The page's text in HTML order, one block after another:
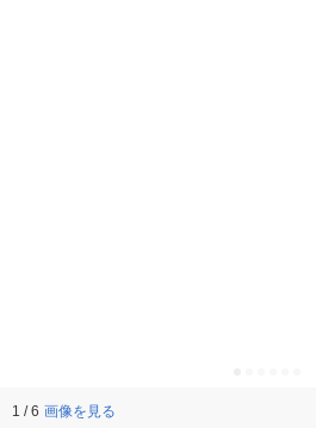
1 / 6 画像を見る